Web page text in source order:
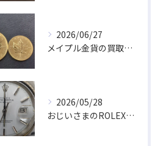
2026/06/27
メイプル金貨の買取をさせていただきました
2026/05/28
おじいさまのROLEX驚愕査定！